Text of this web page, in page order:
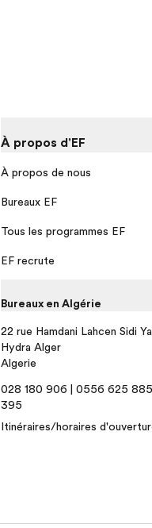
À propos d'EF
À propos de nous
Bureaux EF
Tous les programmes EF
EF recrute
Bureaux en Algérie
22 rue Hamdani Lahcen Sidi
Hydra Alger
Algerie
028 180 906 | 0556 625
395
Itinéraires/horaires